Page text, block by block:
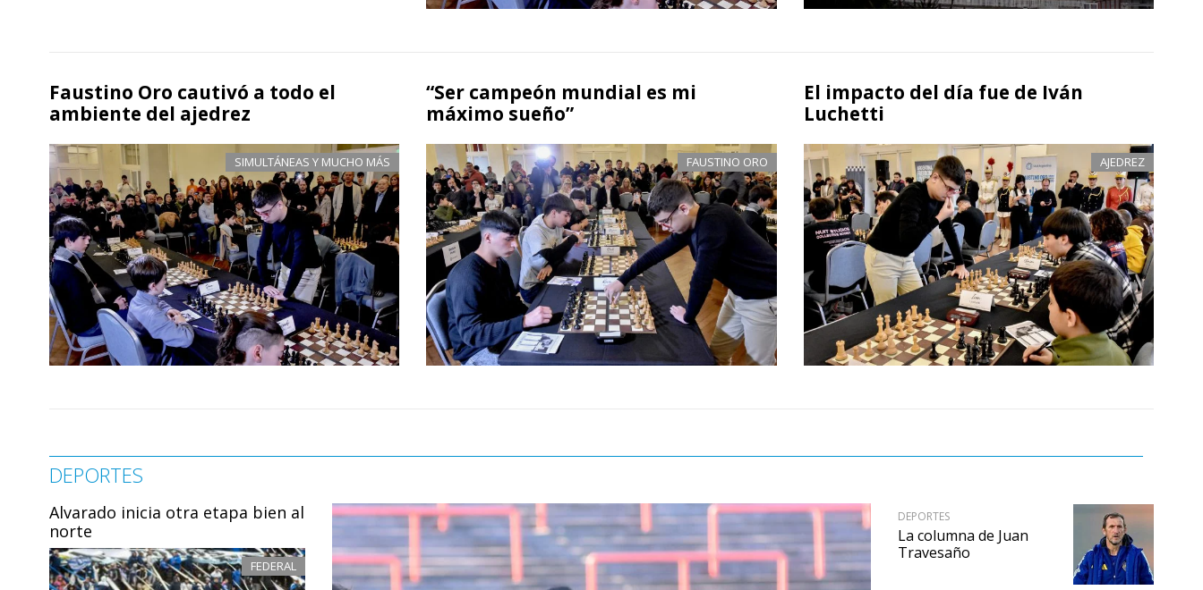
Faustino Oro cautivó a todo el
ambiente del ajedrez
SIMULTÁNEAS Y MUCHO MÁS
“Ser campeón mundial es mi
máximo sueño”
FAUSTINO ORO
El impacto del día fue de Iván
Luchetti
AJEDREZ
DEPORTES
Alvarado inicia otra etapa bien al
norte
FEDERAL
DEPORTES
La columna de Juan
Travesaño